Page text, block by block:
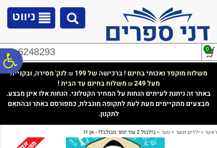
נגישות
ניווט
02-6248293 0
משלוח מוקפד ואכותי בחינם ! ברכישה של 199 ₪ לנק' מסירה, ובקנייה
מעל 249
₪משלוח בחינם עד הבית !
באתר זה ניתנת לעיתים הנחות על המחיר הקטלוגי. הנחות אלו אינן מבצע.
מבצעים מתקיימים מעת לעת לתקופה מוגבלת, כמפורסם באתר ובהתאם
לתקנון.
ראשי >ילדים ונוער > נוער >בילבול 2 עוד יותר מבולבל! - אן דו